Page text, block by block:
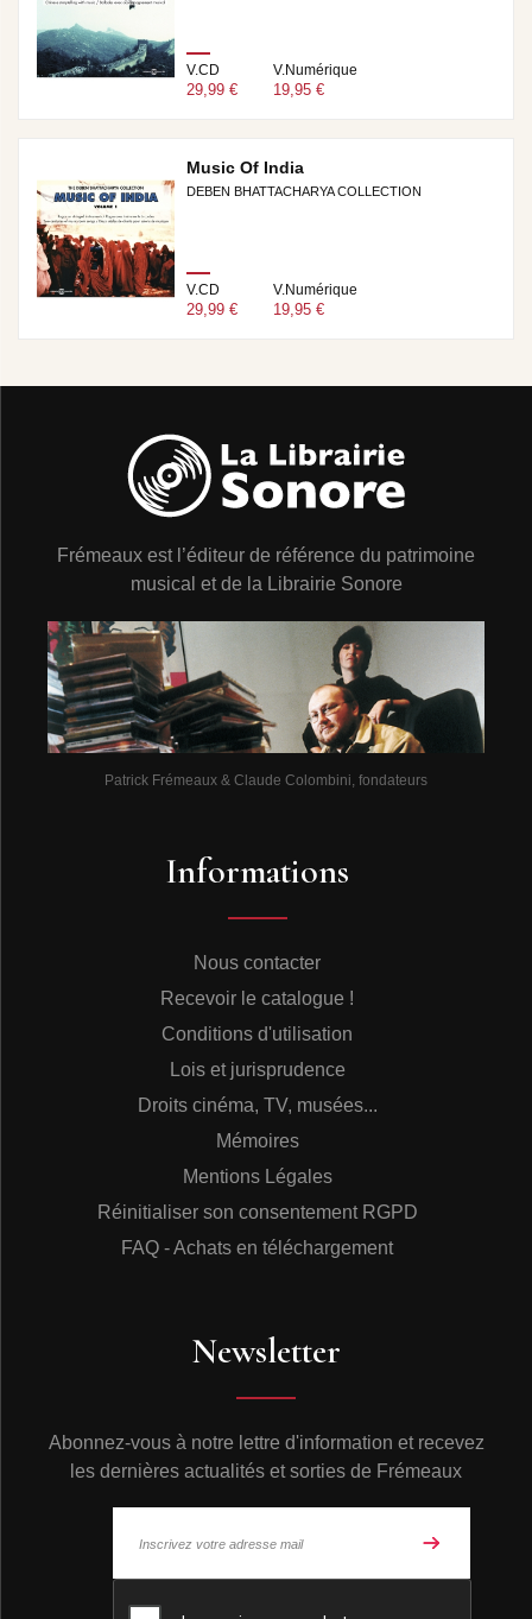
V.CD
29,99 €
V.Numérique
19,95 €
Music Of India
DEBEN BHATTACHARYA COLLECTION
V.CD
29,99 €
V.Numérique
19,95 €
Frémeaux est l’éditeur de référence du patrimoine
musical et de la Librairie Sonore
Patrick Frémeaux & Claude Colombini, fondateurs
Informations
Nous contacter
Recevoir le catalogue !
Conditions d'utilisation
Lois et jurisprudence
Droits cinéma, TV, musées...
Mémoires
Mentions Légales
Réinitialiser son consentement RGPD
FAQ - Achats en téléchargement
Newsletter
Abonnez-vous à notre lettre d'information et recevez
les dernières actualités et sorties de Frémeaux